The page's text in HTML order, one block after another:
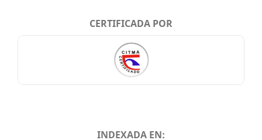
CERTIFICADA POR
INDEXADA EN: